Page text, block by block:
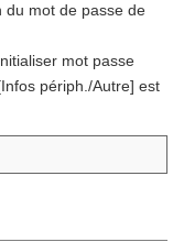
du mot de passe de
mot passe
périph./Autre] est